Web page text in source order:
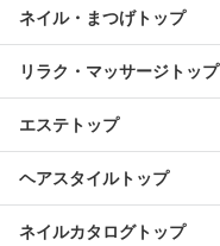
ネイル・まつげトップ
リラク・マッサージトップ
エステトップ
ヘアスタイルトップ
ネイルカタログトップ